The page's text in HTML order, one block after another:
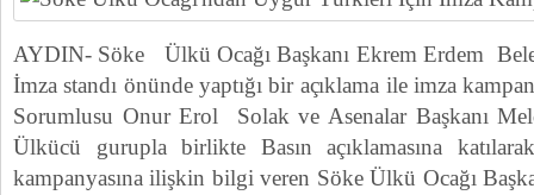
AYDIN- Söke Ülkü Ocağı Başkanı Ekrem Erdem
İmza standı önünde yaptığı bir açıklama ile imza
Sorumlusu Onur Erol Solak ve Asenalar Başkanı
Ülkücü gurupla birlikte Basın açıklamasına
kampanyasına ilişkin bilgi veren Söke Ülkü Ocağı